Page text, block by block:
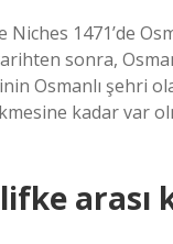
Niches 1471’de
sonra,
Osmanlı şehri
kadar var
arası